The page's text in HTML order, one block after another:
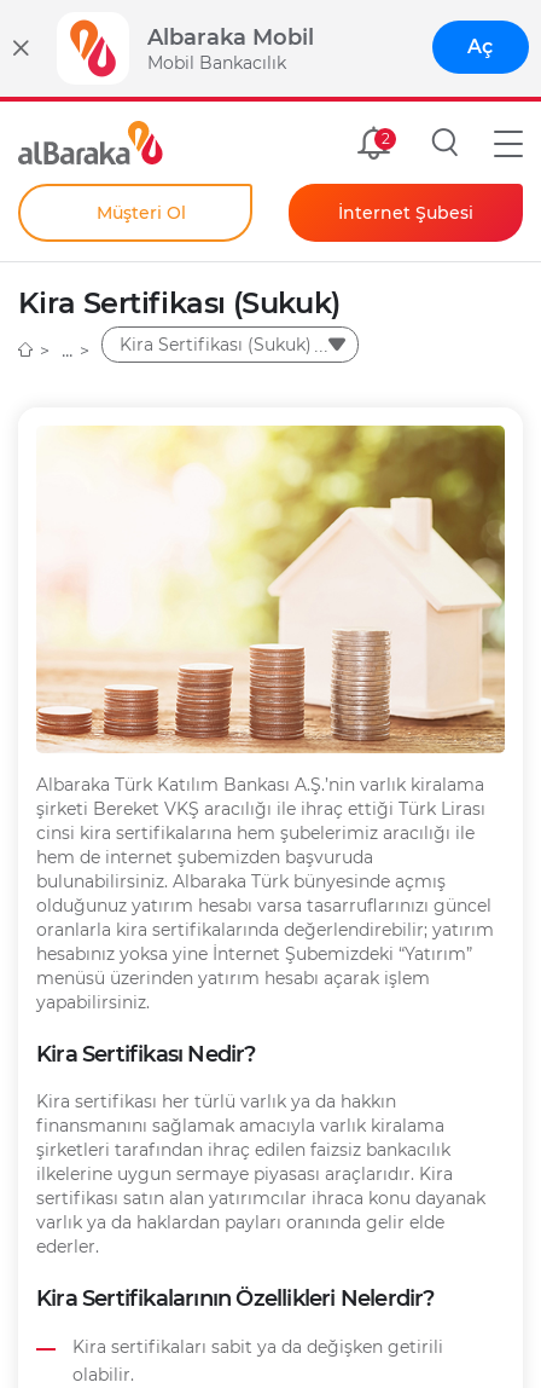
Albaraka Mobil
Mobil Bankacılık
Aç
Size Özel
2
Müşteri Ol
Kendim İçin
Şahıs Firmam İçin
İnternet Şubesi
Bireysel
Kurumsal
Anında Şifre
Kira Sertifikası (Sukuk)
Kira Sertifikası (Sukuk)
Albaraka Türk Katılım Bankası A.Ş.’nin varlık kiralama
şirketi Bereket VKŞ aracılığı ile ihraç ettiği Türk Lirası
cinsi kira sertifikalarına hem şubelerimiz aracılığı ile
hem de internet şubemizden başvuruda
bulunabilirsiniz. Albaraka Türk bünyesinde açmış
olduğunuz yatırım hesabı varsa tasarruflarınızı güncel
oranlarla kira sertifikalarında değerlendirebilir; yatırım
hesabınız yoksa yine İnternet Şubemizdeki “Yatırım”
menüsü üzerinden yatırım hesabı açarak işlem
yapabilirsiniz.
Kira Sertifikası Nedir?
Kira sertifikası her türlü varlık ya da hakkın
finansmanını sağlamak amacıyla varlık kiralama
şirketleri tarafından ihraç edilen faizsiz bankacılık
ilkelerine uygun sermaye piyasası araçlarıdır. Kira
sertifikası satın alan yatırımcılar ihraca konu dayanak
varlık ya da haklardan payları oranında gelir elde
ederler.
Kira Sertifikalarının Özellikleri Nelerdir?
Kira sertifikaları sabit ya da değişken getirili
olabilir.